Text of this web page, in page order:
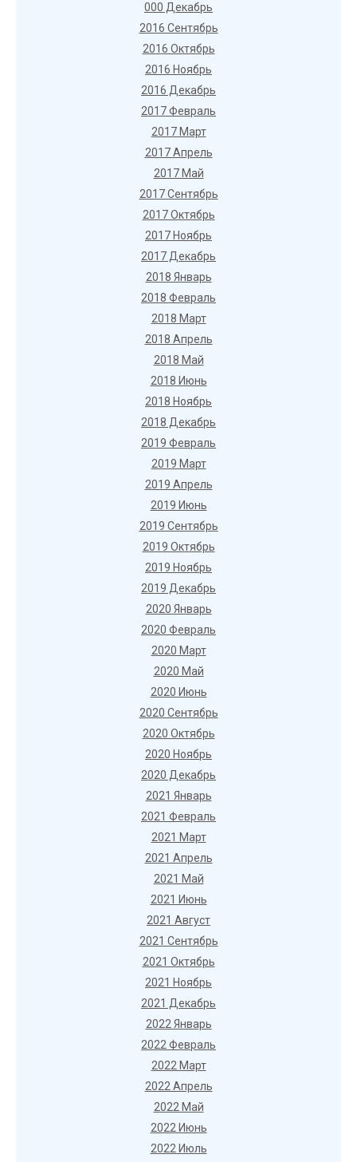
000 Декабрь
2016 Сентябрь
2016 Октябрь
2016 Ноябрь
2016 Декабрь
2017 Февраль
2017 Март
2017 Апрель
2017 Май
2017 Сентябрь
2017 Октябрь
2017 Ноябрь
2017 Декабрь
2018 Январь
2018 Февраль
2018 Март
2018 Апрель
2018 Май
2018 Июнь
2018 Ноябрь
2018 Декабрь
2019 Февраль
2019 Март
2019 Апрель
2019 Июнь
2019 Сентябрь
2019 Октябрь
2019 Ноябрь
2019 Декабрь
2020 Январь
2020 Февраль
2020 Март
2020 Май
2020 Июнь
2020 Сентябрь
2020 Октябрь
2020 Ноябрь
2020 Декабрь
2021 Январь
2021 Февраль
2021 Март
2021 Апрель
2021 Май
2021 Июнь
2021 Август
2021 Сентябрь
2021 Октябрь
2021 Ноябрь
2021 Декабрь
2022 Январь
2022 Февраль
2022 Март
2022 Апрель
2022 Май
2022 Июнь
2022 Июль